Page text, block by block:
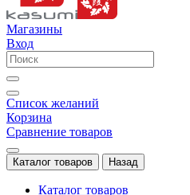
Магазины
Вход
Список желаний
Корзина
Сравнение товаров
Каталог товаров Назад
Каталог товаров